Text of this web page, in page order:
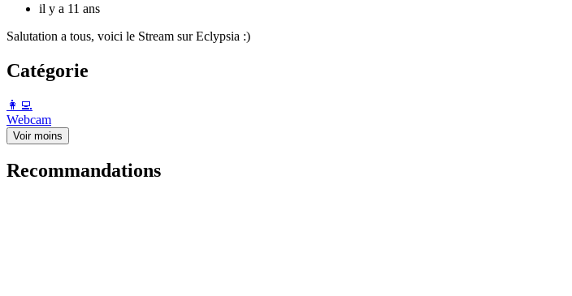
il y a 11 ans
Salutation a tous, voici le Stream sur Eclypsia :)
Catégorie
️👩‍💻️
Webcam
Voir moins
Recommandations